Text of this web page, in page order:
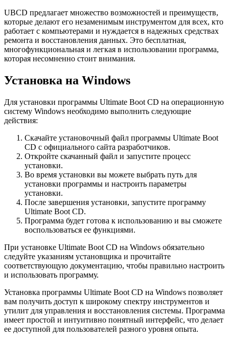
UBCD предлагает множество возможностей и преимуществ,
которые делают его незаменимым инструментом для всех, кто
работает с компьютерами и нуждается в надежных средствах
ремонта и восстановления данных. Это бесплатная,
многофункциональная и легкая в использовании программа,
которая несомненно стоит внимания.
Установка на Windows
Для установки программы Ultimate Boot CD на операционную
систему Windows необходимо выполнить следующие
действия:
Скачайте установочный файл программы Ultimate Boot
CD с официального сайта разработчиков.
Откройте скачанный файл и запустите процесс
установки.
Во время установки вы можете выбрать путь для
установки программы и настроить параметры
установки.
После завершения установки, запустите программу
Ultimate Boot CD.
Программа будет готова к использованию и вы сможете
воспользоваться ее функциями.
При установке Ultimate Boot CD на Windows обязательно
следуйте указаниям установщика и прочитайте
соответствующую документацию, чтобы правильно настроить
и использовать программу.
Установка программы Ultimate Boot CD на Windows позволяет
вам получить доступ к широкому спектру инструментов и
утилит для управления и восстановления системы. Программа
имеет простой и интуитивно понятный интерфейс, что делает
ее доступной для пользователей разного уровня опыта.